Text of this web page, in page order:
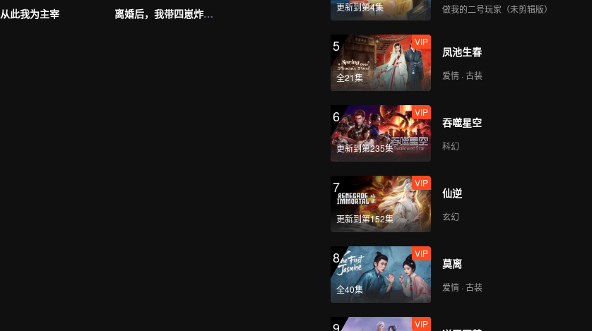
从此我为主宰 离婚后，我带四崽炸翻前夫家（韩语版） 更新到第4集 做我的二号玩家（未剪辑版）
5
全21集
VIP
凤池生春
爱情 · 古装
6
更新到第235集
VIP
吞噬星空
科幻
7
更新到第152集
VIP
仙逆
玄幻
8
全40集
VIP
莫离
爱情 · 古装
VIP